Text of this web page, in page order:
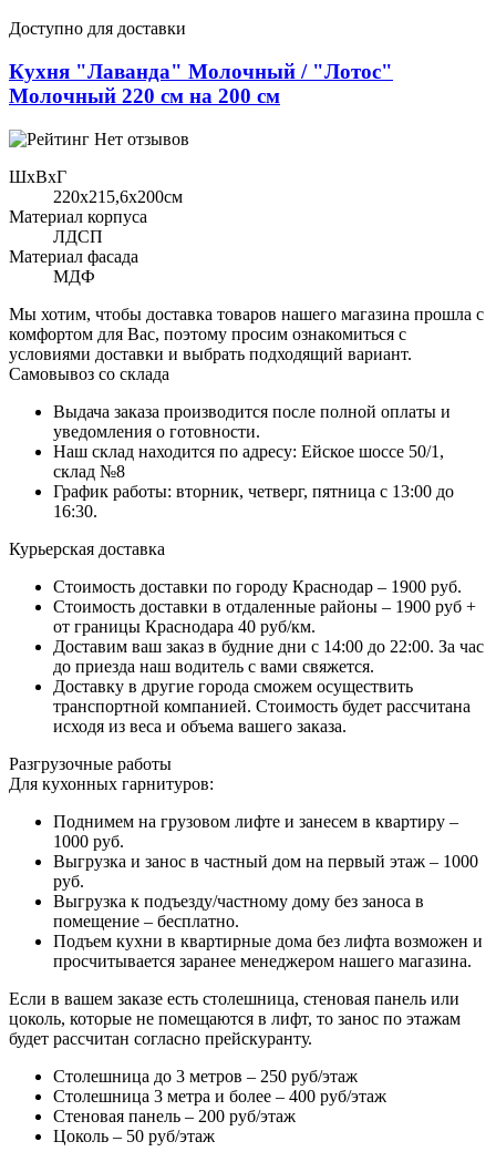
Доступно для доставки
Кухня "Лаванда" Молочный / "Лотос"
Молочный 220 см на 200 см
Нет отзывов
ШхВхГ
220x215,6х200см
Материал корпуса
ЛДСП
Материал фасада
МДФ
Мы хотим, чтобы доставка товаров нашего магазина прошла с
комфортом для Вас, поэтому просим ознакомиться с
условиями доставки и выбрать подходящий вариант.
Самовывоз со склада
Выдача заказа производится после полной оплаты и
уведомления о готовности.
Наш склад находится по адресу: Ейское шоссе 50/1,
склад №8
График работы: вторник, четверг, пятница с 13:00 до
16:30.
Курьерская доставка
Стоимость доставки по городу Краснодар – 1900 руб.
Стоимость доставки в отдаленные районы – 1900 руб +
от границы Краснодара 40 руб/км.
Доставим ваш заказ в будние дни с 14:00 до 22:00. За час
до приезда наш водитель с вами свяжется.
Доставку в другие города сможем осуществить
транспортной компанией. Стоимость будет рассчитана
исходя из веса и объема вашего заказа.
Разгрузочные работы
Для кухонных гарнитуров:
Поднимем на грузовом лифте и занесем в квартиру –
1000 руб.
Выгрузка и занос в частный дом на первый этаж – 1000
руб.
Выгрузка к подъезду/частному дому без заноса в
помещение – бесплатно.
Подъем кухни в квартирные дома без лифта возможен и
просчитывается заранее менеджером нашего магазина.
Если в вашем заказе есть столешница, стеновая панель или
цоколь, которые не помещаются в лифт, то занос по этажам
будет рассчитан согласно прейскуранту.
Столешница до 3 метров – 250 руб/этаж
Столешница 3 метра и более – 400 руб/этаж
Стеновая панель – 200 руб/этаж
Цоколь – 50 руб/этаж